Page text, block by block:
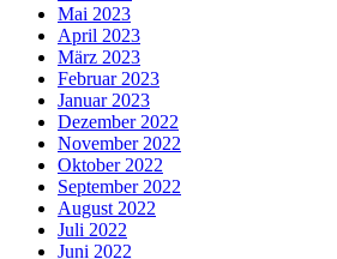
Mai 2023
April 2023
März 2023
Februar 2023
Januar 2023
Dezember 2022
November 2022
Oktober 2022
September 2022
August 2022
Juli 2022
Juni 2022